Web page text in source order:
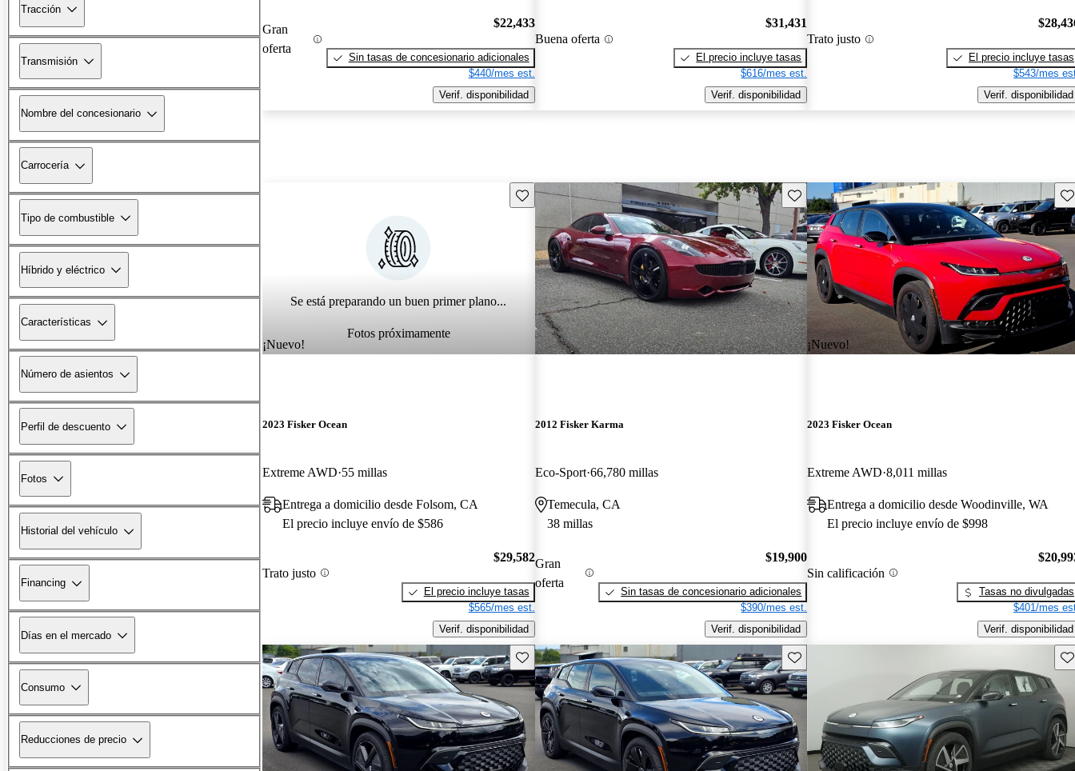
Tracción
Transmisión
Nombre del concesionario
Carrocería
Tipo de combustible
Híbrido y eléctrico
Características
Número de asientos
Perfil de descuento
Fotos
Historial del vehículo
Financing
Días en el mercado
Consumo
Reducciones de precio
Gran
oferta
$22,433
Sin tasas de concesionario adicionales
$440/mes est.
Verif. disponibilidad
Buena oferta
$31,431
El precio incluye tasas
$616/mes est.
Verif. disponibilidad
Trato justo
El precio incluye tasas
$543/mes
Verif. disponibilidad
Se está preparando un buen primer plano...
Fotos próximamente
¡Nuevo!
Guarda este Aviso
2023 Fisker Ocean
Extreme AWD 55 millas
Entrega a domicilio desde Folsom, CA
El precio incluye envío de $586
Trato justo
$29,582
El precio incluye tasas
$565/mes est.
Verif. disponibilidad
Guarda este Aviso
2012 Fisker Karma
Eco-Sport 66,780 millas
Temecula, CA
38 millas
Gran
oferta
$19,900
Sin tasas de concesionario adicionales
$390/mes est.
Verif. disponibilidad
¡Nuevo!
2023 Fisker Ocean
Extreme AWD 8,011 millas
Entrega a domicilio desde Woodinville, WA
El precio incluye envío de $998
Sin calificación
Tasas no divulgadas
$401/mes
Verif. disponibilidad
Guarda este Aviso Guarda este Aviso